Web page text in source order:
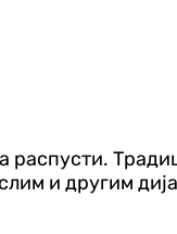
распусти.
и другим